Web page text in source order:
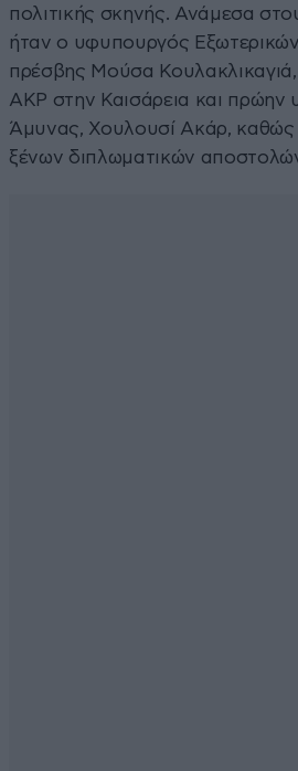
πολιτικής σκηνής. Ανάμεσα
ήταν ο υφυπουργός
πρέσβης Μούσα
AKP στην Καισάρεια και πρώην
Άμυνας, Χουλουσί Ακάρ, καθώς
ξένων διπλωματικών